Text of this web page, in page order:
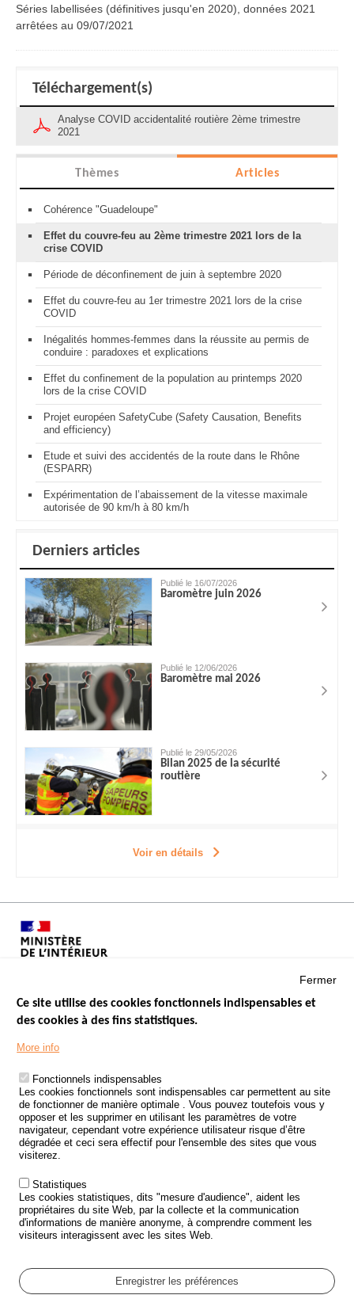
Séries labellisées (définitives jusqu'en 2020), données 2021
arrêtées au 09/07/2021
Téléchargement(s)
Analyse COVID accidentalité routière 2ème trimestre
2021
Thèmes Articles
Cohérence "Guadeloupe"
Effet du couvre-feu au 2ème trimestre 2021 lors de la
crise COVID
Période de déconfinement de juin à septembre 2020
Effet du couvre-feu au 1er trimestre 2021 lors de la crise
COVID
Inégalités hommes-femmes dans la réussite au permis de
conduire : paradoxes et explications
Effet du confinement de la population au printemps 2020
lors de la crise COVID
Projet européen SafetyCube (Safety Causation, Benefits
and efficiency)
Etude et suivi des accidentés de la route dans le Rhône
(ESPARR)
Expérimentation de l’abaissement de la vitesse maximale
autorisée de 90 km/h à 80 km/h
Derniers articles
Publié le 16/07/2026
Baromètre juin 2026
Publié le 12/06/2026
Baromètre mai 2026
Publié le 29/05/2026
Bilan 2025 de la sécurité
routière
Voir en détails
Menu
Footer
LES SITES PUBLICS
ÉTAT DE L’INSÉCURITÉ ROUTIÈRE
TRAITEMENT DES DONNÉES PERSONNELLES DES ACCIDENTS DE
LA ROUTE
ETUDES ET RECHERCHES
APPEL À PROJETS
POLITIQUE DE SÉCURITÉ ROUTIÈRE
Outils
AGENDA
GLOSSAIRE
Cookie settings
Fermer
Ce site utilise des cookies fonctionnels indispensables et
des cookies à des fins statistiques.
More info
Fonctionnels indispensables
Les cookies fonctionnels sont indispensables car permettent au site
de fonctionner de manière optimale . Vous pouvez toutefois vous y
opposer et les supprimer en utilisant les paramètres de votre
navigateur, cependant votre expérience utilisateur risque d’être
dégradée et ceci sera effectif pour l'ensemble des sites que vous
visiterez.
Statistiques
Les cookies statistiques, dits "mesure d'audience", aident les
propriétaires du site Web, par la collecte et la communication
d'informations de manière anonyme, à comprendre comment les
visiteurs interagissent avec les sites Web.
Enregistrer les préférences